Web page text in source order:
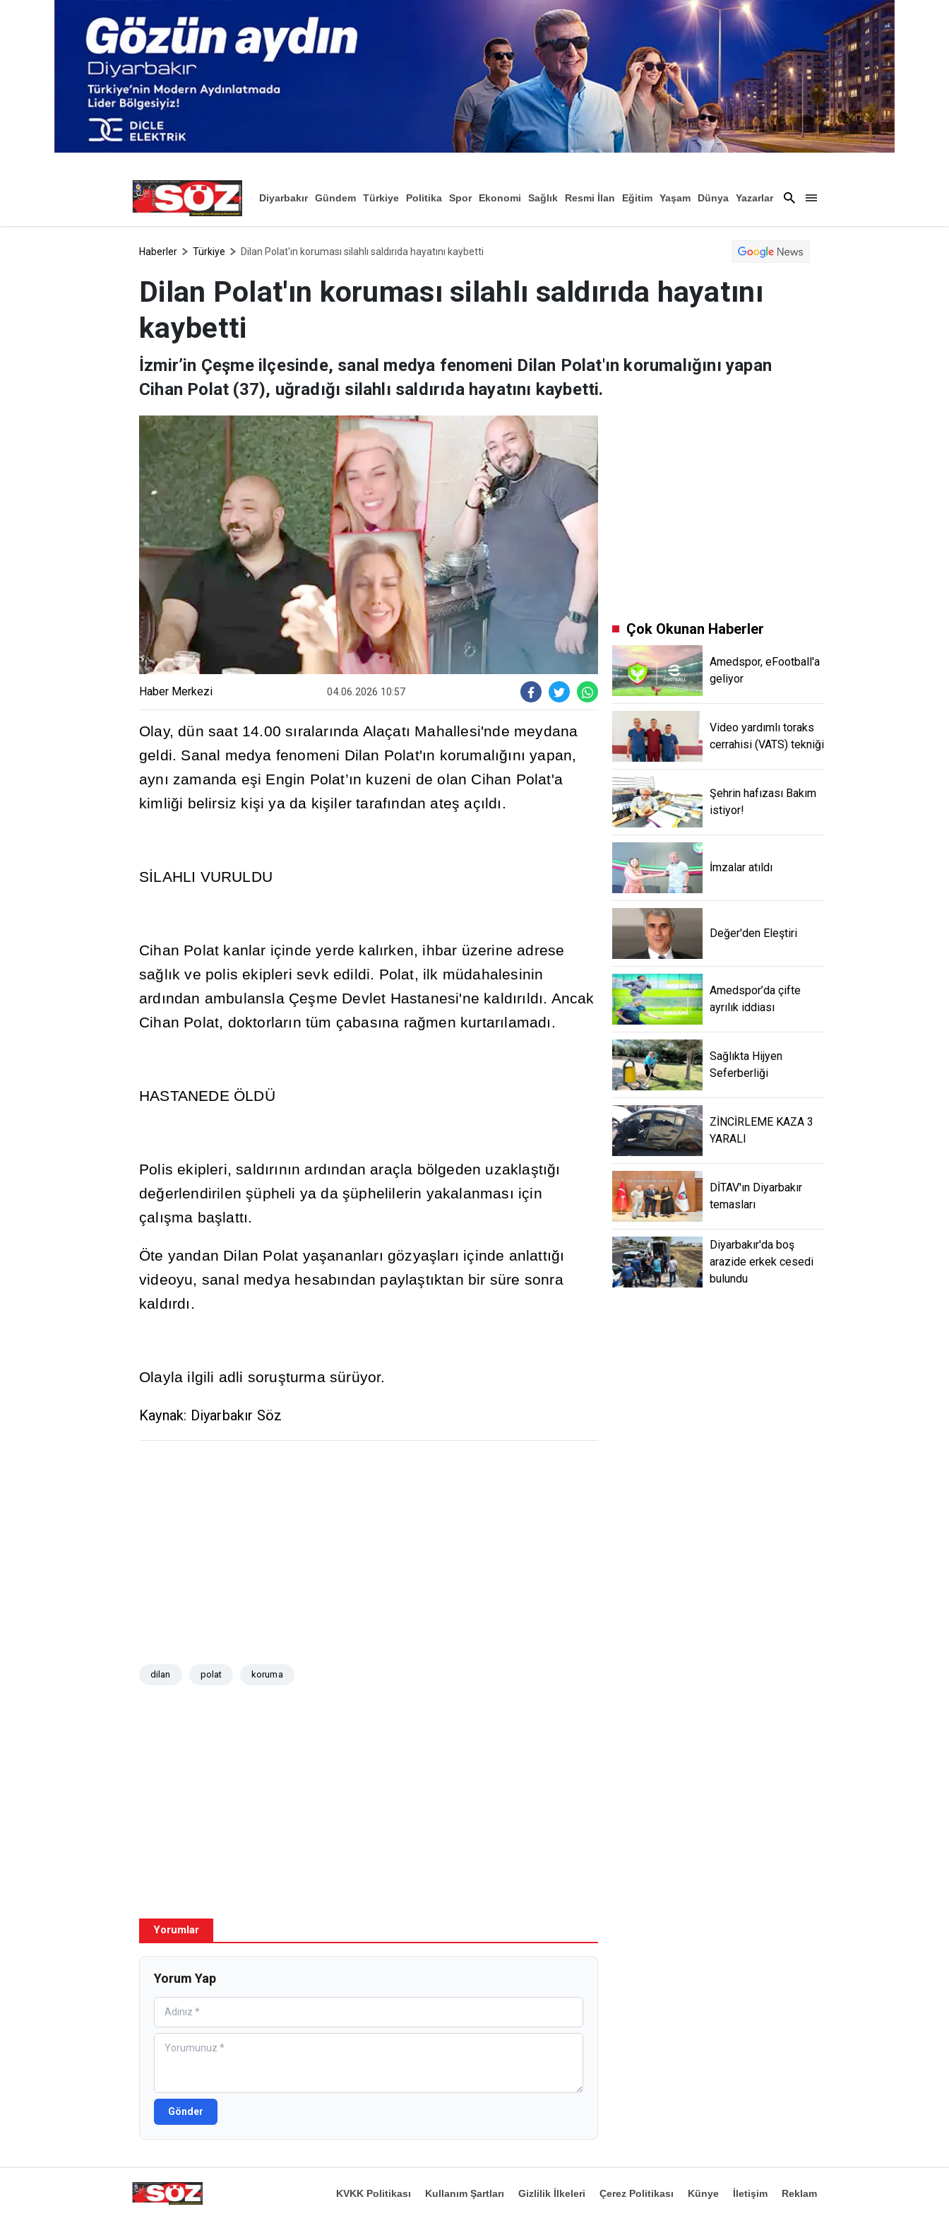
Diyarbakır Gündem Türkiye Politika Spor Ekonomi Sağlık Resmi İlan Eğitim Yaşam
Dünya
Yazarlar
Haberler Türkiye Dilan Polat'ın koruması silahlı saldırıda hayatını kaybetti
Dilan Polat'ın koruması silahlı saldırıda hayatını
kaybetti
İzmir’in Çeşme ilçesinde, sanal medya fenomeni Dilan Polat'ın korumalığını yapan
Cihan Polat (37), uğradığı silahlı saldırıda hayatını kaybetti.
Haber Merkezi 04.06.2026 10:57
Olay, dün saat 14.00 sıralarında Alaçatı Mahallesi'nde meydana
geldi. Sanal medya fenomeni Dilan Polat'ın korumalığını yapan,
aynı zamanda eşi Engin Polat’ın kuzeni de olan Cihan Polat'a
kimliği belirsiz kişi ya da kişiler tarafından ateş açıldı .
SİLAHLI VURULDU
Cihan Polat kanlar içinde yerde kalırken, ihbar üzerine adrese
sağlık ve polis ekipleri sevk edildi. Polat, ilk müdahalesinin
ardından ambulansla Çeşme Devlet Hastanesi'ne kaldırıldı. Ancak
Cihan Polat, doktorların tüm çabasına rağmen kurtarılamadı .
HASTANEDE ÖLDÜ
Polis ekipleri, saldırının ardından araçla bölgeden uzaklaştığı
değerlendirilenşüpheli ya daşüphelilerin yakalanması için
çalışma başlattı.
Öte yandan Dilan Polat yaşananları gözyaşları içinde anlattığı
videoyu, sanal medya hesabından paylaştıktan bir süre sonra
kaldırdı .
Olayla ilgili adli soruşturma sürüyor.
Kaynak: Diyarbakır Söz
dilan polat koruma
Yorumlar
Yorum Yap
Gönder
Çok Okunan Haberler
Amedspor, eFootball'a
geliyor
Video yardımlı toraks
cerrahisi (VATS) tekniği
Şehrin hafızası Bakım
istiyor!
İmzalar atıldı
Değer'den Eleştiri
Amedspor’da çifte
ayrılık iddiası
Sağlıkta Hijyen
Seferberliği
ZİNCİRLEME KAZA 3
YARALI
DİTAV'ın Diyarbakır
temasları
Diyarbakır'da boş
arazide erkek cesedi
bulundu
KVKK Politikası Kullanım Şartları Gizlilik İlkeleri Çerez Politikası Künye İletişim Reklam